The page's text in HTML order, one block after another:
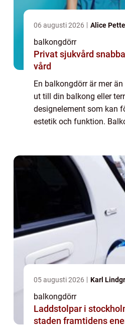
06 augusti 2026 Alice
balkongdörr
Privat sjukvård snabbare vägar till rätt
vård
En balkongdörr är mer
ut till din balkong eller
designelement som kan
estetik och funktion.
05 augusti 2026 Karl
balkongdörr
Laddstolpar i stockholm så
staden framtidens